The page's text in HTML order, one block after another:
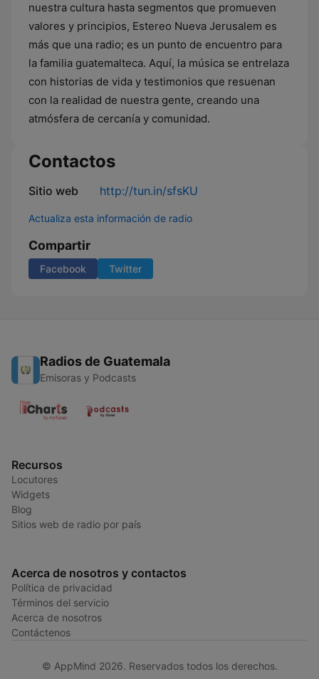
nuestra cultura hasta segmentos que promueven
valores y principios, Estereo Nueva Jerusalem es
más que una radio; es un punto de encuentro para
la familia guatemalteca. Aquí, la música se entrelaza
con historias de vida y testimonios que resuenan
con la realidad de nuestra gente, creando una
atmósfera de cercanía y comunidad.
Contactos
Sitio web http://tun.in/sfsKU
Actualiza esta información de radio
Compartir
Facebook Twitter
Radios de Guatemala
Emisoras y Podcasts
Recursos
Locutores
Widgets
Blog
Sitios web de radio por país
Acerca de nosotros y contactos
Política de privacidad
Términos del servicio
Acerca de nosotros
Contáctenos
© AppMind 2026. Reservados todos los derechos.